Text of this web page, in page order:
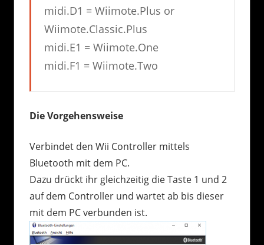
midi.D1 = Wiimote.Plus or
Wiimote.Classic.Plus
midi.E1 = Wiimote.One
midi.F1 = Wiimote.Two
Die Vorgehensweise
Verbindet den Wii Controller mittels
Bluetooth mit dem PC.
Dazu drückt ihr gleichzeitig die Taste 1 und 2
auf dem Controller und wartet ab bis dieser
mit dem PC verbunden ist.